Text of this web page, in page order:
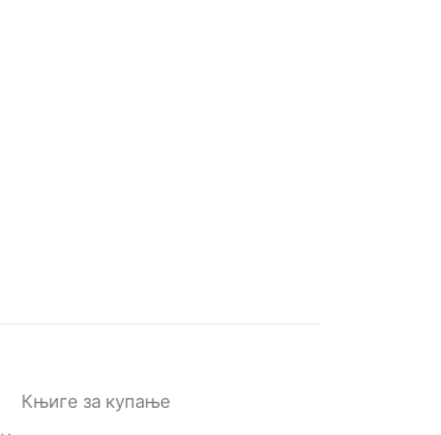
Књиге за купање